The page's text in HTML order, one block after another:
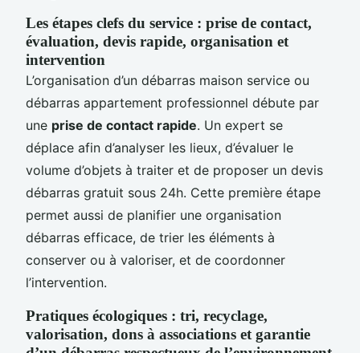
Les étapes clefs du service : prise de contact,
évaluation, devis rapide, organisation et
intervention
L’organisation d’un débarras maison service ou
débarras appartement professionnel débute par
une prise de contact rapide. Un expert se
déplace afin d’analyser les lieux, d’évaluer le
volume d’objets à traiter et de proposer un devis
débarras gratuit sous 24h. Cette première étape
permet aussi de planifier une organisation
débarras efficace, de trier les éléments à
conserver ou à valoriser, et de coordonner
l’intervention.
Pratiques écologiques : tri, recyclage,
valorisation, dons à associations et garantie